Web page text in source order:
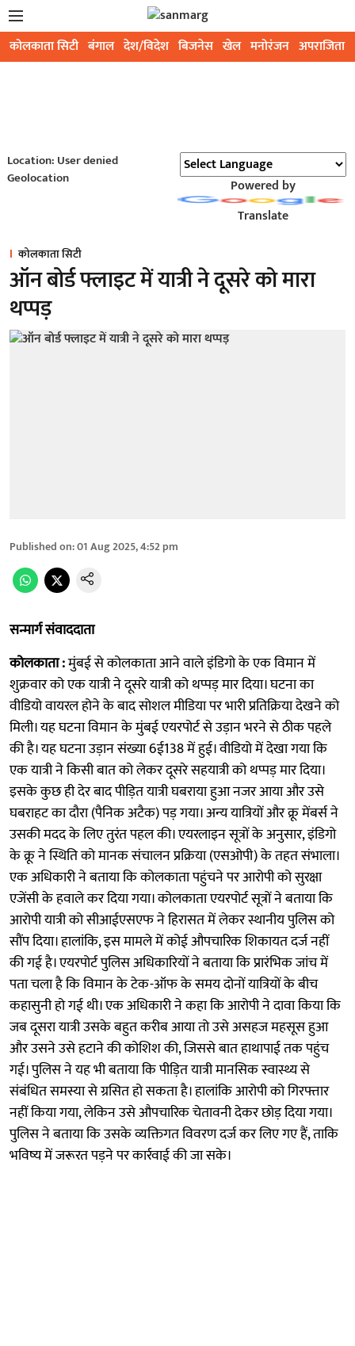
कोलकाता सिटी बंगाल देश/विदेश बिजनेस खेल मनोरंजन अपराजिता
Location: User denied
Geolocation
Powered by
Translate
कोलकाता सिटी
ऑन बोर्ड फ्लाइट में यात्री ने दूसरे को मारा
थप्पड़
Published on:01 Aug 2025, 4:52 pm
सन्मार्ग संवाददाता
कोलकाता :मुंबई से कोलकाता आने वाले इंडिगो के एक विमान में
शुक्रवार को एक यात्री ने दूसरे यात्री को थप्पड़ मार दिया। घटना का
वीडियो वायरल होने के बाद सोशल मीडिया पर भारी प्रतिक्रिया देखने को
मिली। यह घटना विमान के मुंबई एयरपोर्ट से उड़ान भरने से ठीक पहले
की है। यह घटना उड़ान संख्या 6ई138 में हुई। वीडियो में देखा गया कि
एक यात्री ने किसी बात को लेकर दूसरे सहयात्री को थप्पड़ मार दिया।
इसके कुछ ही देर बाद पीड़ित यात्री घबराया हुआ नजर आया और उसे
घबराहट का दौरा (पैनिक अटैक) पड़ गया। अन्य यात्रियों और क्रू मेंबर्स ने
उसकी मदद के लिए तुरंत पहल की। एयरलाइन सूत्रों के अनुसार, इंडिगो
के क्रू ने स्थिति को मानक संचालन प्रक्रिया (एसओपी) के तहत संभाला।
एक अधिकारी ने बताया कि कोलकाता पहुंचने पर आरोपी को सुरक्षा
एजेंसी के हवाले कर दिया गया। कोलकाता एयरपोर्ट सूत्रों ने बताया कि
आरोपी यात्री को सीआईएसएफ ने हिरासत में लेकर स्थानीय पुलिस को
सौंप दिया। हालांकि, इस मामले में कोई औपचारिक शिकायत दर्ज नहीं
की गई है। एयरपोर्ट पुलिस अधिकारियों ने बताया कि प्रारंभिक जांच में
पता चला है कि विमान के टेक-ऑफ के समय दोनों यात्रियों के बीच
कहासुनी हो गई थी। एक अधिकारी ने कहा कि आरोपी ने दावा किया कि
जब दूसरा यात्री उसके बहुत करीब आया तो उसे असहज महसूस हुआ
और उसने उसे हटाने की कोशिश की, जिससे बात हाथापाई तक पहुंच
गई। पुलिस ने यह भी बताया कि पीड़ित यात्री मानसिक स्वास्थ्य से
संबंधित समस्या से ग्रसित हो सकता है। हालांकि आरोपी को गिरफ्तार
नहीं किया गया, लेकिन उसे औपचारिक चेतावनी देकर छोड़ दिया गया।
पुलिस ने बताया कि उसके व्यक्तिगत विवरण दर्ज कर लिए गए हैं, ताकि
भविष्य में जरूरत पड़ने पर कार्रवाई की जा सके।